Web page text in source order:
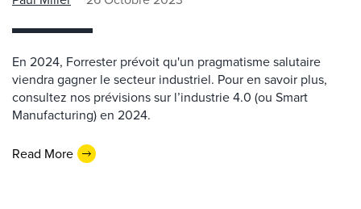
En 2024, Forrester prévoit qu'un pragmatisme salutaire
viendra gagner le secteur industriel. Pour en savoir plus,
consultez nos prévisions sur l’industrie 4.0 (ou Smart
Manufacturing) en 2024.
Read More